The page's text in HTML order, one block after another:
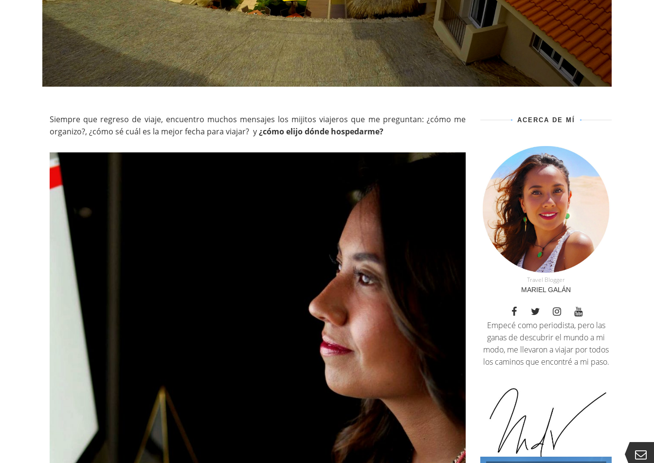
Siempre que regreso de viaje, encuentro muchos mensajes los mijitos viajeros que me preguntan: ¿cómo me
organizo?, ¿cómo sé cuál es la mejor fecha para viajar? y¿cómo elijo dónde hospedarme?
ACERCA DE MÍ
Travel Blogger
MARIEL GALÁN
Empecé como periodista, pero las
ganas de descubrir el mundo a mi
modo, me llevaron a viajar por todos
los caminos que encontré a mi paso.